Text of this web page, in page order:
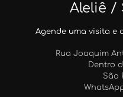
Aleliê /
Agende uma visita e
Rua Joaquim
Dentro
São